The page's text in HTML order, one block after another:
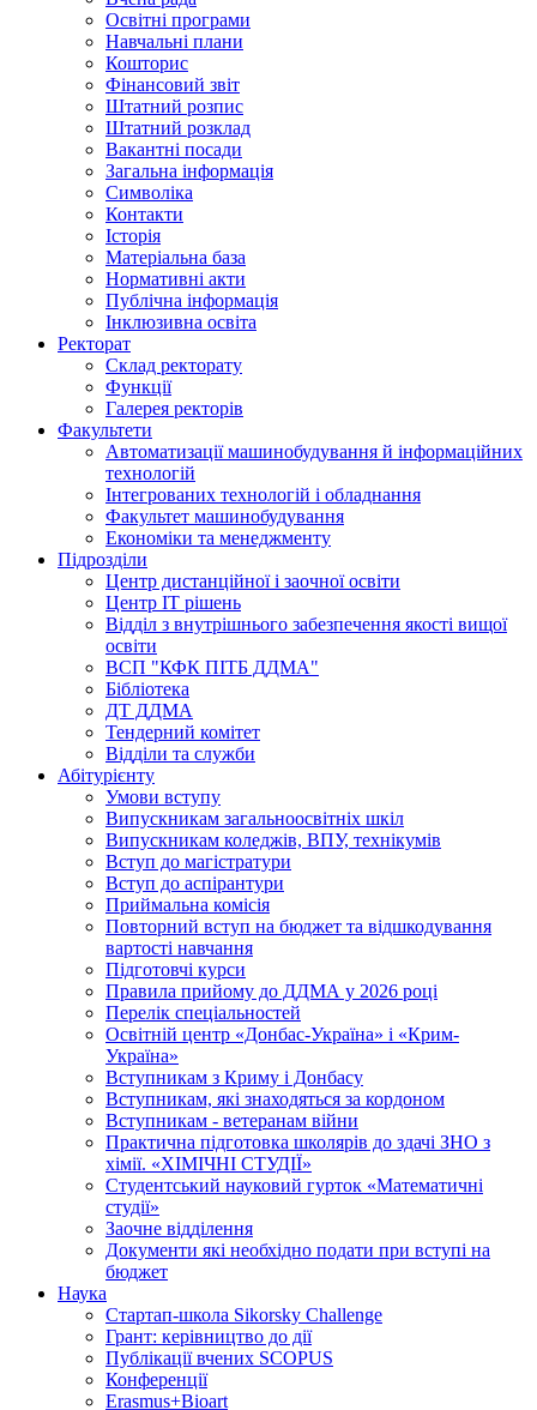
Освітні програми
Навчальні плани
Кошторис
Фінансовий звіт
Штатний розпис
Штатний розклад
Вакантні посади
Загальна інформація
Символіка
Контакти
Історія
Матеріальна база
Нормативні акти
Публічна інформація
Інклюзивна освіта
Ректорат
Склад ректорату
Функції
Галерея ректорів
Факультети
Автоматизації машинобудування й інформаційних
технологій
Інтегрованих технологій і обладнання
Факультет машинобудування
Економіки та менеджменту
Підрозділи
Центр дистанційної і заочної освіти
Центр ІТ рішень
Відділ з внутрішнього забезпечення якості вищої
освіти
ВСП "КФК ПІТБ ДДМА"
Бібліотека
ДТ ДДМА
Тендерний комітет
Відділи та служби
Абітурієнту
Умови вступу
Випускникам загальноосвітніх шкіл
Випускникам коледжів, ВПУ, технікумів
Вступ до магістратури
Вступ до аспірантури
Приймальна комісія
Повторний вступ на бюджет та відшкодування
вартості навчання
Підготовчі курси
Правила прийому до ДДМА у 2026 році
Перелік спеціальностей
Освітній центр «Донбас-Україна» і «Крим-
Україна»
Вступникам з Криму і Донбасу
Вступникам, які знаходяться за кордоном
Вступникам - ветеранам війни
Практична підготовка школярів до здачі ЗНО з
хімії. «ХІМІЧНІ СТУДІЇ»
Студентський науковий гурток «Математичні
студії»
Заочне відділення
Документи які необхідно подати при вступі на
бюджет
Наука
Стартап-школа Sikorsky Challenge
Грант: керівництво до дії
Публікації вчених SCOPUS
Конференції
Erasmus+Bioart